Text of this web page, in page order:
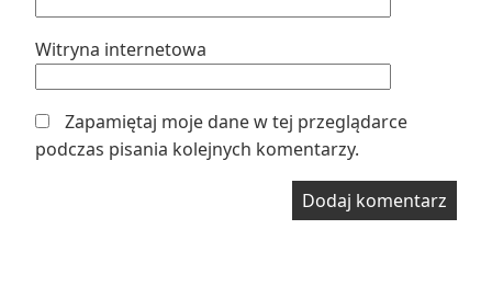
Witryna internetowa
Zapamiętaj moje dane w tej przeglądarce
podczas pisania kolejnych komentarzy.